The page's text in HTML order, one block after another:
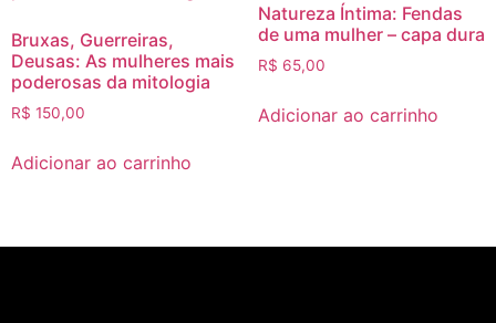
Bruxas, Guerreiras,
Deusas: As mulheres mais
poderosas da mitologia
R$ 150,00
Adicionar ao carrinho
Natureza Íntima: Fendas
de uma mulher – capa dura
R$ 65,00
Adicionar ao carrinho